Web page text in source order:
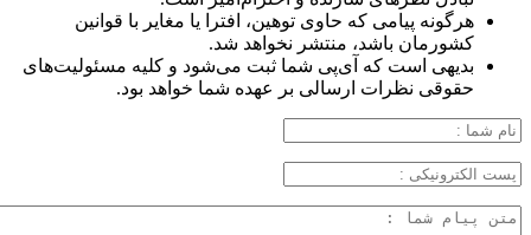
هرگونه پیامی که حاوی توهین، افترا یا مغایر با قوانین
کشورمان باشد، منتشر نخواهد شد.
بدیهی است که آی‌پی شما ثبت می‌شود و کلیه مسئولیت‌های
حقوقی نظرات ارسالی بر عهده شما خواهد بود.